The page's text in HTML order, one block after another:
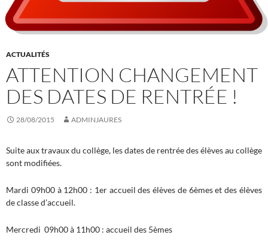
ACTUALITÉS
ATTENTION CHANGEMENT
DES DATES DE RENTRÉE !
28/08/2015 ADMINJAURES
Suite aux travaux du collège, les dates de rentrée des élèves au collège
sont modifiées.
Mardi 09h00 à 12h00 : 1er accueil des élèves de 6èmes et des élèves
de classe d’accueil.
Mercredi 09h00 à 11h00 : accueil des 5èmes